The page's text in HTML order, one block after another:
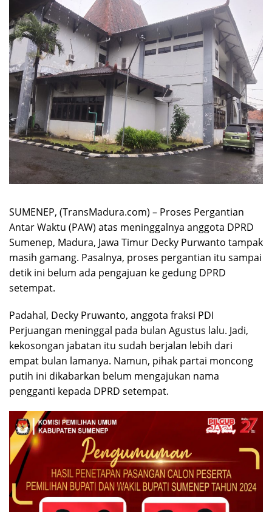
SUMENEP, (TransMadura.com) – Proses Pergantian
Antar Waktu (PAW) atas meninggalnya anggota DPRD
Sumenep, Madura, Jawa Timur Decky Purwanto tampak
masih gamang. Pasalnya, proses pergantian itu sampai
detik ini belum ada pengajuan ke gedung DPRD
setempat.
Padahal, Decky Pruwanto, anggota fraksi PDI
Perjuangan meninggal pada bulan Agustus lalu. Jadi,
kekosongan jabatan itu sudah berjalan lebih dari
empat bulan lamanya. Namun, pihak partai moncong
putih ini dikabarkan belum mengajukan nama
pengganti kepada DPRD setempat.